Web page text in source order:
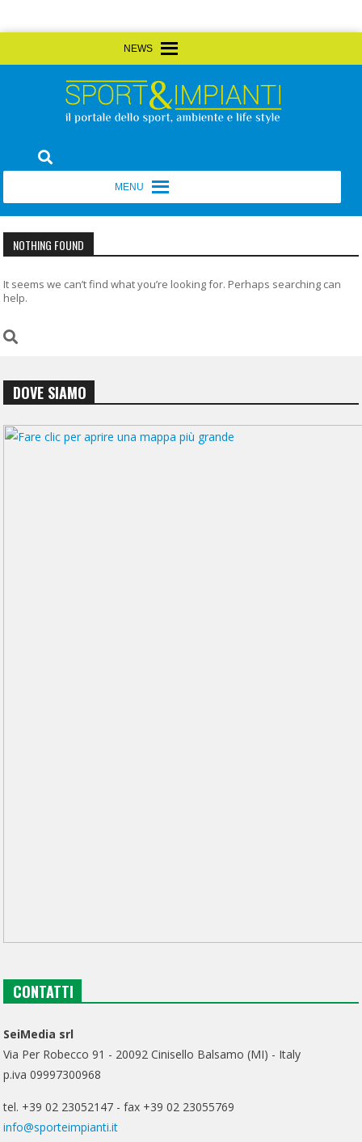
to
Sport&Impianti
NOTHING FOUND
It seems we can’t find what you’re looking for. Perhaps searching can
help.
DOVE SIAMO
CONTATTI
SeiMedia srl
Via Per Robecco 91 - 20092 Cinisello Balsamo (MI) - Italy
p.iva 09997300968
tel. +39 02 23052147 - fax +39 02 23055769
info@sporteimpianti.it